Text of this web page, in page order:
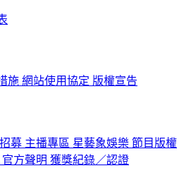
施 網站使用協定 版權宣告
募 主播專區 星藝象娛樂 節目版權
官方聲明 獲獎紀錄／認證